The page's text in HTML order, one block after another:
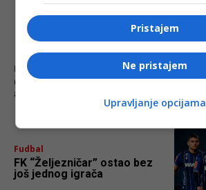
najnovije FACE.BA
Biznis
Cijene nafte skočile nakon
američkih udara na Iran
Fudbal
FK “Željezničar” ostao bez
još jednog igrača
Pristajem
Ne pristajem
Upravljanje opcijama